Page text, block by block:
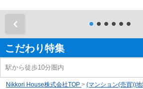
こだわり特集
駅から徒歩10分圏内
Nikkori House株式会社TOP > (マンション(売買))